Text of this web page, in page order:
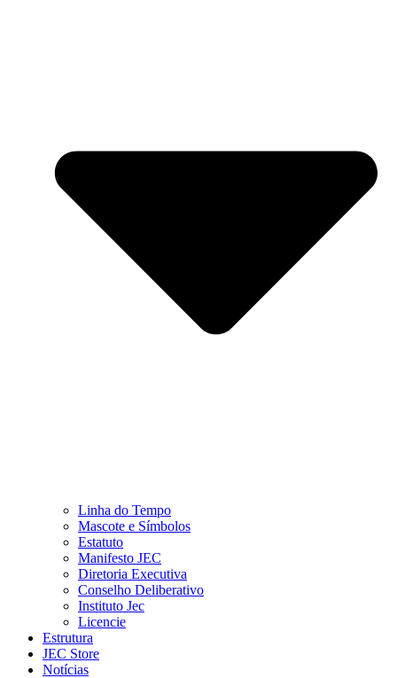
Linha do Tempo
Mascote e Símbolos
Estatuto
Manifesto JEC
Diretoria Executiva
Conselho Deliberativo
Instituto Jec
Licencie
Estrutura
JEC Store
Notícias